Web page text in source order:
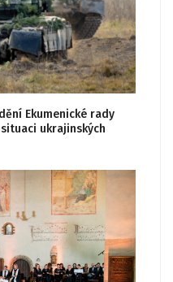
Ekumenické rady
ukrajinských